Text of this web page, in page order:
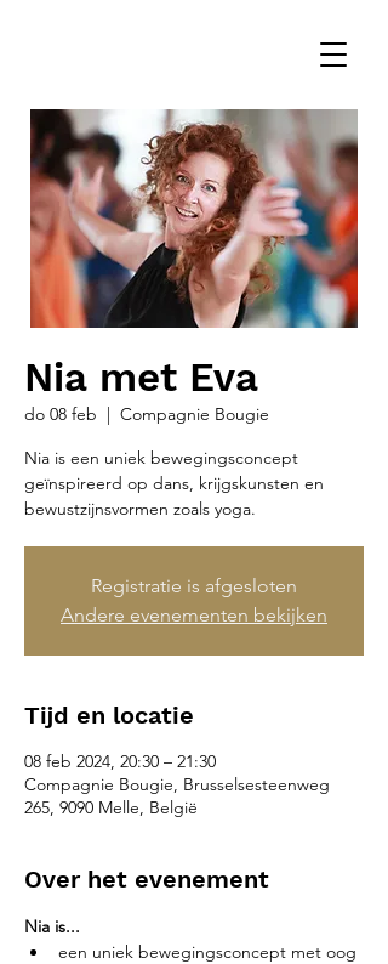
Nia met Eva
do 08 feb
  |
Compagnie Bougie
Nia is een uniek bewegingsconcept
geïnspireerd op dans, krijgskunsten en
bewustzijnsvormen zoals yoga.
Registratie is afgesloten
Andere evenementen bekijken
Tijd en locatie
08 feb 2024, 20:30 – 21:30
Compagnie Bougie, Brusselsesteenweg
265, 9090 Melle, België
Over het evenement
Nia is...
een uniek bewegingsconcept met oog